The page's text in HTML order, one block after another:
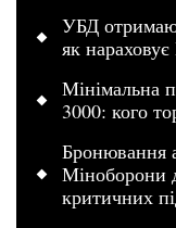
УБД
як
Мінімальна
3000: кого
Бронювання
Міноборони
критичних